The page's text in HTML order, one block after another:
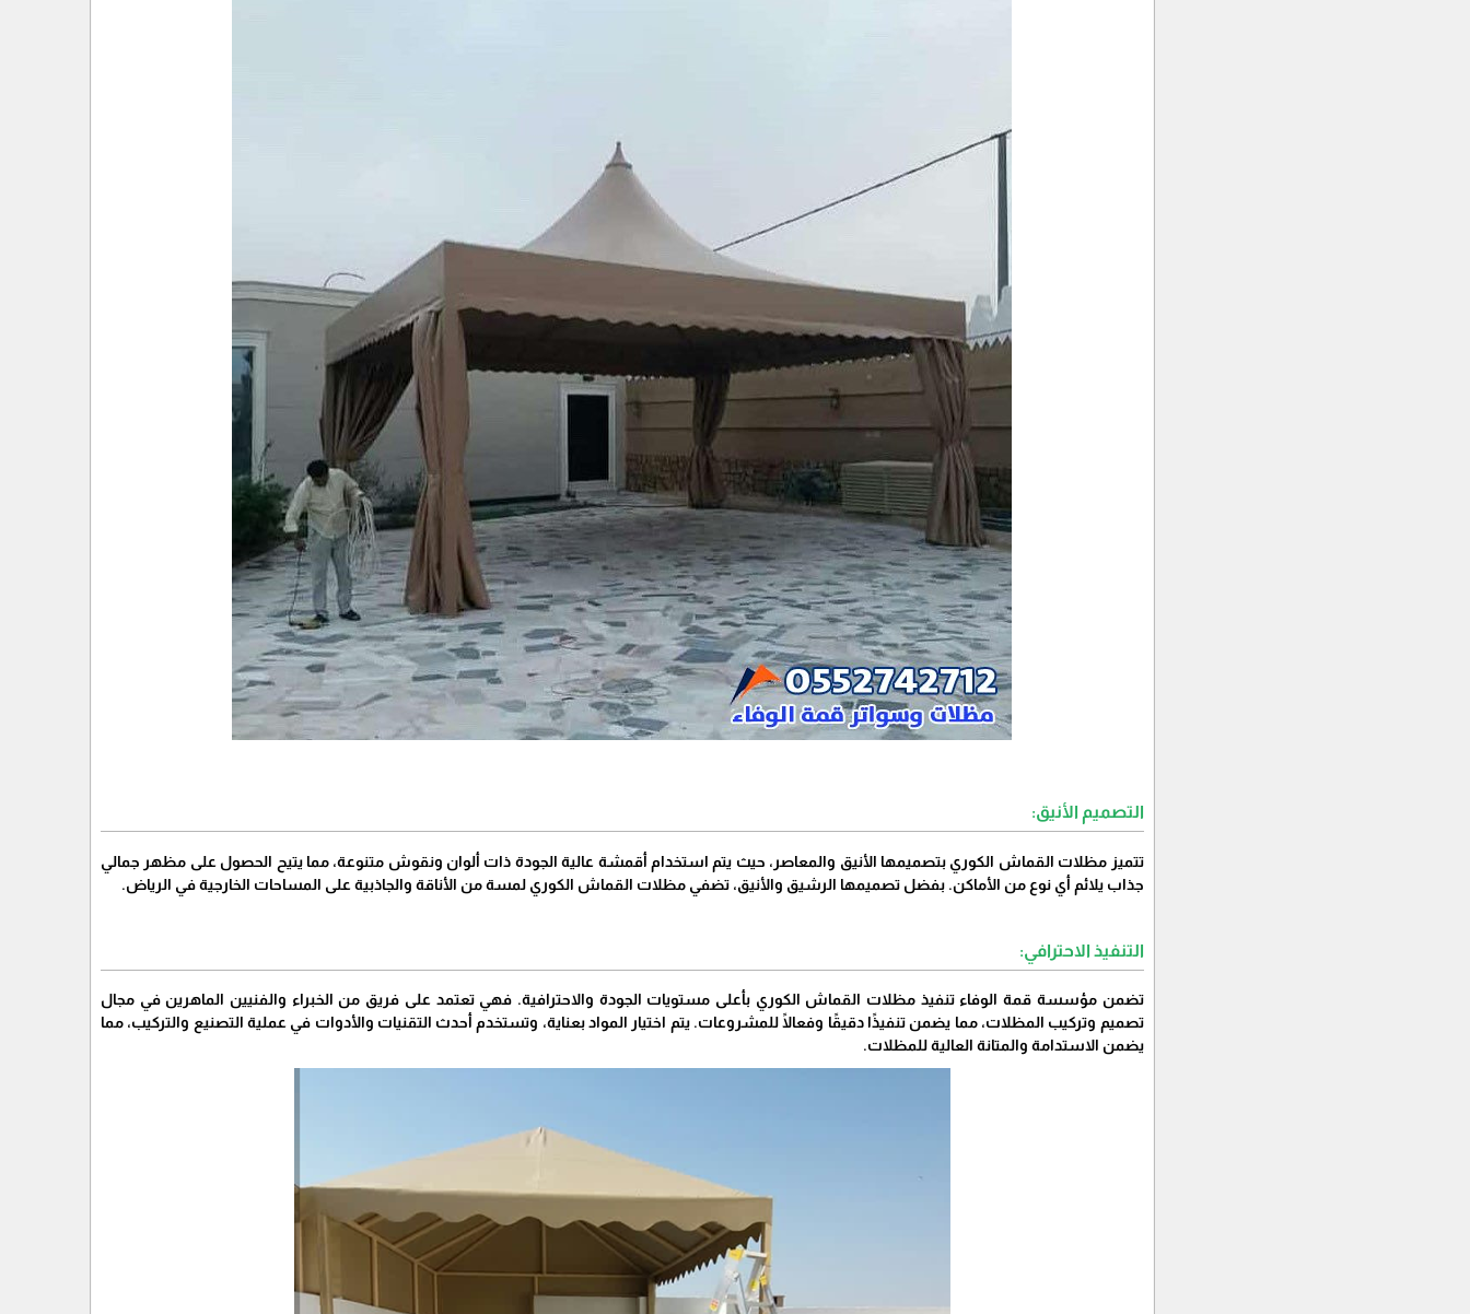
التصميم الأنيق:
تتميز مظلات القماش الكوري بتصميمها الأنيق والمعاصر، حيث يتم استخدام أقمشة عالية الجودة ذات ألوان ونقوش متنوعة، مما يتيح الحصول على مظهر جمالي
جذاب يلائم أي نوع من الأماكن. بفضل تصميمها الرشيق والأنيق، تضفي مظلات القماش الكوري لمسة من الأناقة والجاذبية على المساحات الخارجية في الرياض.
التنفيذ الاحترافي:
تضمن مؤسسة قمة الوفاء تنفيذ مظلات القماش الكوري بأعلى مستويات الجودة والاحترافية. فهي تعتمد على فريق من الخبراء والفنيين الماهرين في مجال
تصميم وتركيب المظلات، مما يضمن تنفيذًا دقيقًا وفعالًا للمشروعات. يتم اختيار المواد بعناية، وتستخدم أحدث التقنيات والأدوات في عملية التصنيع والتركيب، مما
يضمن الاستدامة والمتانة العالية للمظلات.